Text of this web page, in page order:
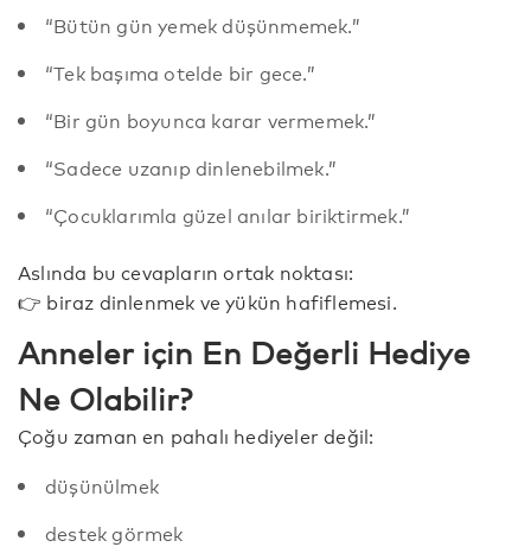
“Bütün gün yemek düşünmemek.”
“Tek başıma otelde bir gece.”
“Bir gün boyunca karar vermemek.”
“Sadece uzanıp dinlenebilmek.”
“Çocuklarımla güzel anılar biriktirmek.”
Aslında bu cevapların ortak noktası:
👉 biraz dinlenmek ve yükün hafiflemesi.
Anneler için En Değerli Hediye
Ne Olabilir?
Çoğu zaman en pahalı hediyeler değil:
düşünülmek
destek görmek